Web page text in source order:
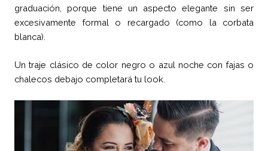
graduación, porque tiene un aspecto elegante sin ser
excesivamente formal o recargado (como la corbata
blanca).
Un traje clásico de color negro o azul noche con fajas o
chalecos debajo completará tu look.